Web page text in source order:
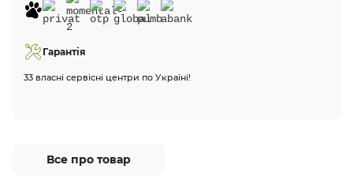
Гарантія
33 власні сервісні центри по Україні!
Все про товар